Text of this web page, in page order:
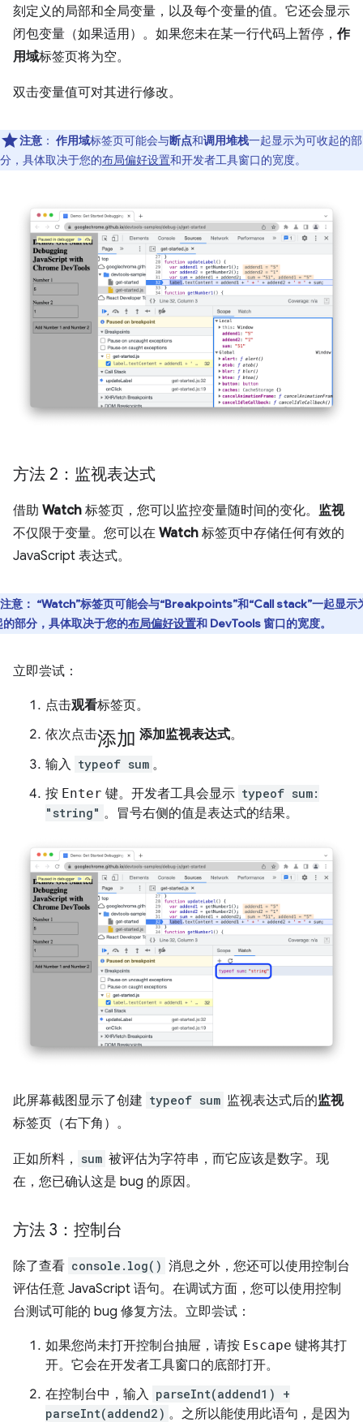
刻定义的局部和全局变量，以及每个变量的值。它还会显示
闭包变量（如果适用）。如果您未在某一行代码上暂停， 作
用域标签页将为空。
双击变量值可对其进行修改。
注意 ： 作用域标签页可能会与断点和调用堆栈一起显示为可收起的部
分，具体取决于您的布局偏好设置和开发者工具窗口的宽度。
方法 2：监视表达式
借助 Watch 标签页，您可以监控变量随时间的变化。 监视
不仅限于变量。您可以在 Watch 标签页中存储任何有效的
JavaScript 表达式。
注意 ： “Watch”标签页可能会与“Breakpoints”和“Call stack”一起显示
的部分，具体取决于您的布局偏好设置和 DevTools 窗口的宽度。
立即尝试：
点击观看标签页。
依次点击添加 添加监视表达式。
输入 typeof sum 。
按 Enter 键。开发者工具会显示 typeof sum:
"string" 。冒号右侧的值是表达式的结果。
此屏幕截图显示了创建 typeof sum 监视表达式后的监视
标签页（右下角）。
正如所料， sum 被评估为字符串，而它应该是数字。现
在，您已确认这是 bug 的原因。
方法 3：控制台
除了查看 console.log() 消息之外，您还可以使用控制台
评估任意 JavaScript 语句。在调试方面，您可以使用控制
台测试可能的 bug 修复方法。立即尝试：
如果您尚未打开控制台抽屉，请按 Escape 键将其打
开。它会在开发者工具窗口的底部打开。
在控制台中，输入 parseInt(addend1) +
parseInt(addend2) 。之所以能使用此语句，是因为